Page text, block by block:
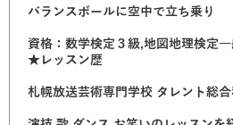
バランスボールに空中で立ち乗り
資格：数学検定３級,地図地理検定
★レッスン歴
札幌放送芸術専門学校 タレント総